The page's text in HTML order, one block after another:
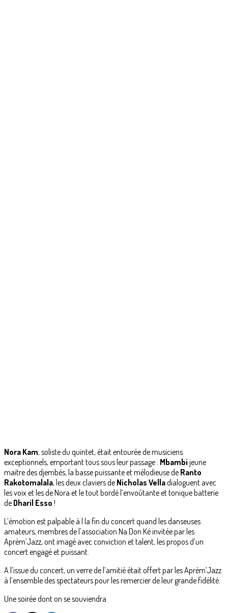
Nora Kam, soliste du quintet, était entourée de musiciens
exceptionnels, emportant tous sous leur passage : Mbambi jeune
maitre des djembés, la basse puissante et mélodieuse de Ranto
Rakotomalala, les deux claviers de Nicholas Velladialoguent avec
les voix et les de Nora et le tout bordé l’envoûtante et tonique batterie
de Dharil Esso !
L’émotion est palpable à l la fin du concert quand les danseuses
amateurs, membres de l’association Na Don Ké invitée par les
Aprèm’Jazz, ont imagé avec conviction et talent, les propos d’un
concert engagé et puissant.
A l’issue du concert, un verre de l’amitié était offert par les Aprèm’Jazz
à l’ensemble des spectateurs pour les remercier de leur grande fidélité.
Une soirée dont on se souviendra